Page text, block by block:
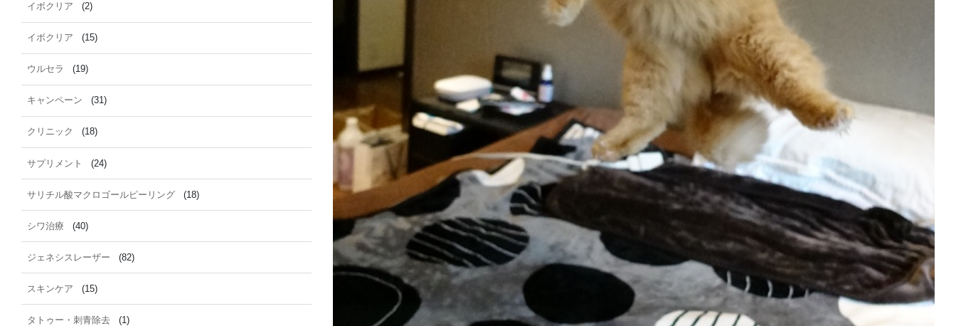
イボクリア (2)
イボクリア (15)
ウルセラ (19)
キャンペーン (31)
クリニック (18)
サプリメント (24)
サリチル酸マクロゴールピーリング (18)
シワ治療 (40)
ジェネシスレーザー (82)
スキンケア (15)
タトゥー・刺青除去 (1)